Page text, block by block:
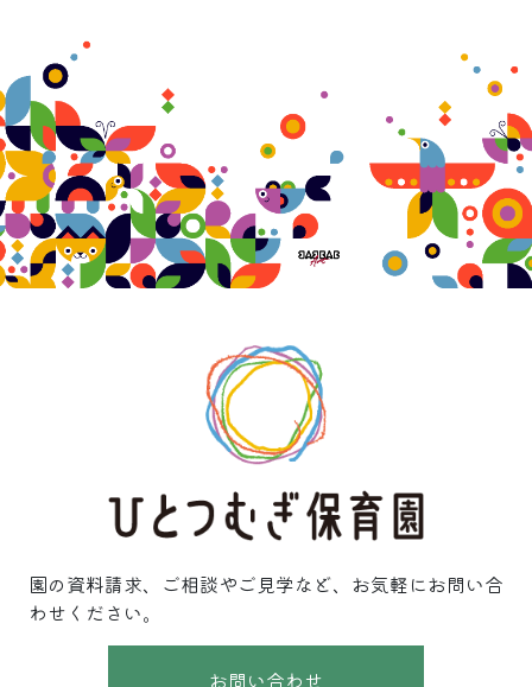
園の資料請求、ご相談やご見学など、お気軽にお問い合
わせください。
お問い合わせ